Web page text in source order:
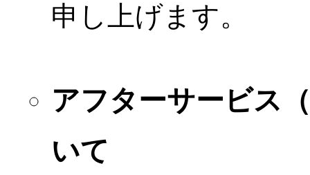
申し上げます。
アフターサービス
いて